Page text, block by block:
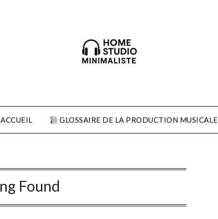
ACCUEIL GLOSSAIRE DE LA PRODUCTION MUSICALE
Found